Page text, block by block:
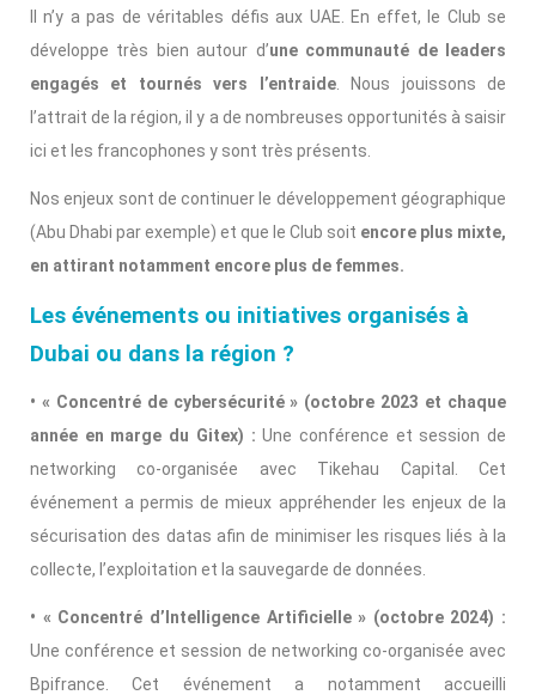
Il n’y a pas de véritables défis aux UAE. En effet, le Club se
développe très bien autour d’une communauté de leaders
engagés et tournés vers l’entraide. Nous jouissons de
l’attrait de la région, il y a de nombreuses opportunités à saisir
ici et les francophones y sont très présents.
Nos enjeux sont de continuer le développement géographique
(Abu Dhabi par exemple) et que le Club soit encore plus mixte,
en attirant notamment encore plus de femmes.
Les événements ou initiatives organisés à
Dubai ou dans la région ?
• « Concentré de cybersécurité » (octobre 2023 et chaque
année en marge du Gitex) :Une conférence et session de
networking co-organisée avec Tikehau Capital. Cet
événement a permis de mieux appréhender les enjeux de la
sécurisation des datas afin de minimiser les risques liés à la
collecte, l’exploitation et la sauvegarde de données.
• « Concentré d’Intelligence Artificielle » (octobre 2024) :
Une conférence et session de networking co-organisée avec
Bpifrance. Cet événement a notamment accueilli